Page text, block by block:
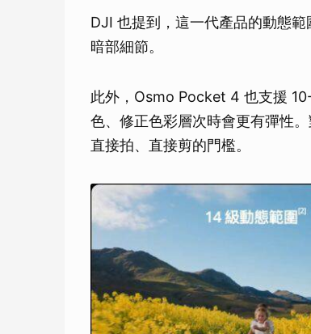
DJI 也提到，這一代產品的動態
暗部細節。
此外，Osmo Pocket 4 也支援
色、修正色彩層次時會更有彈性
直接拍、直接剪的門檻。